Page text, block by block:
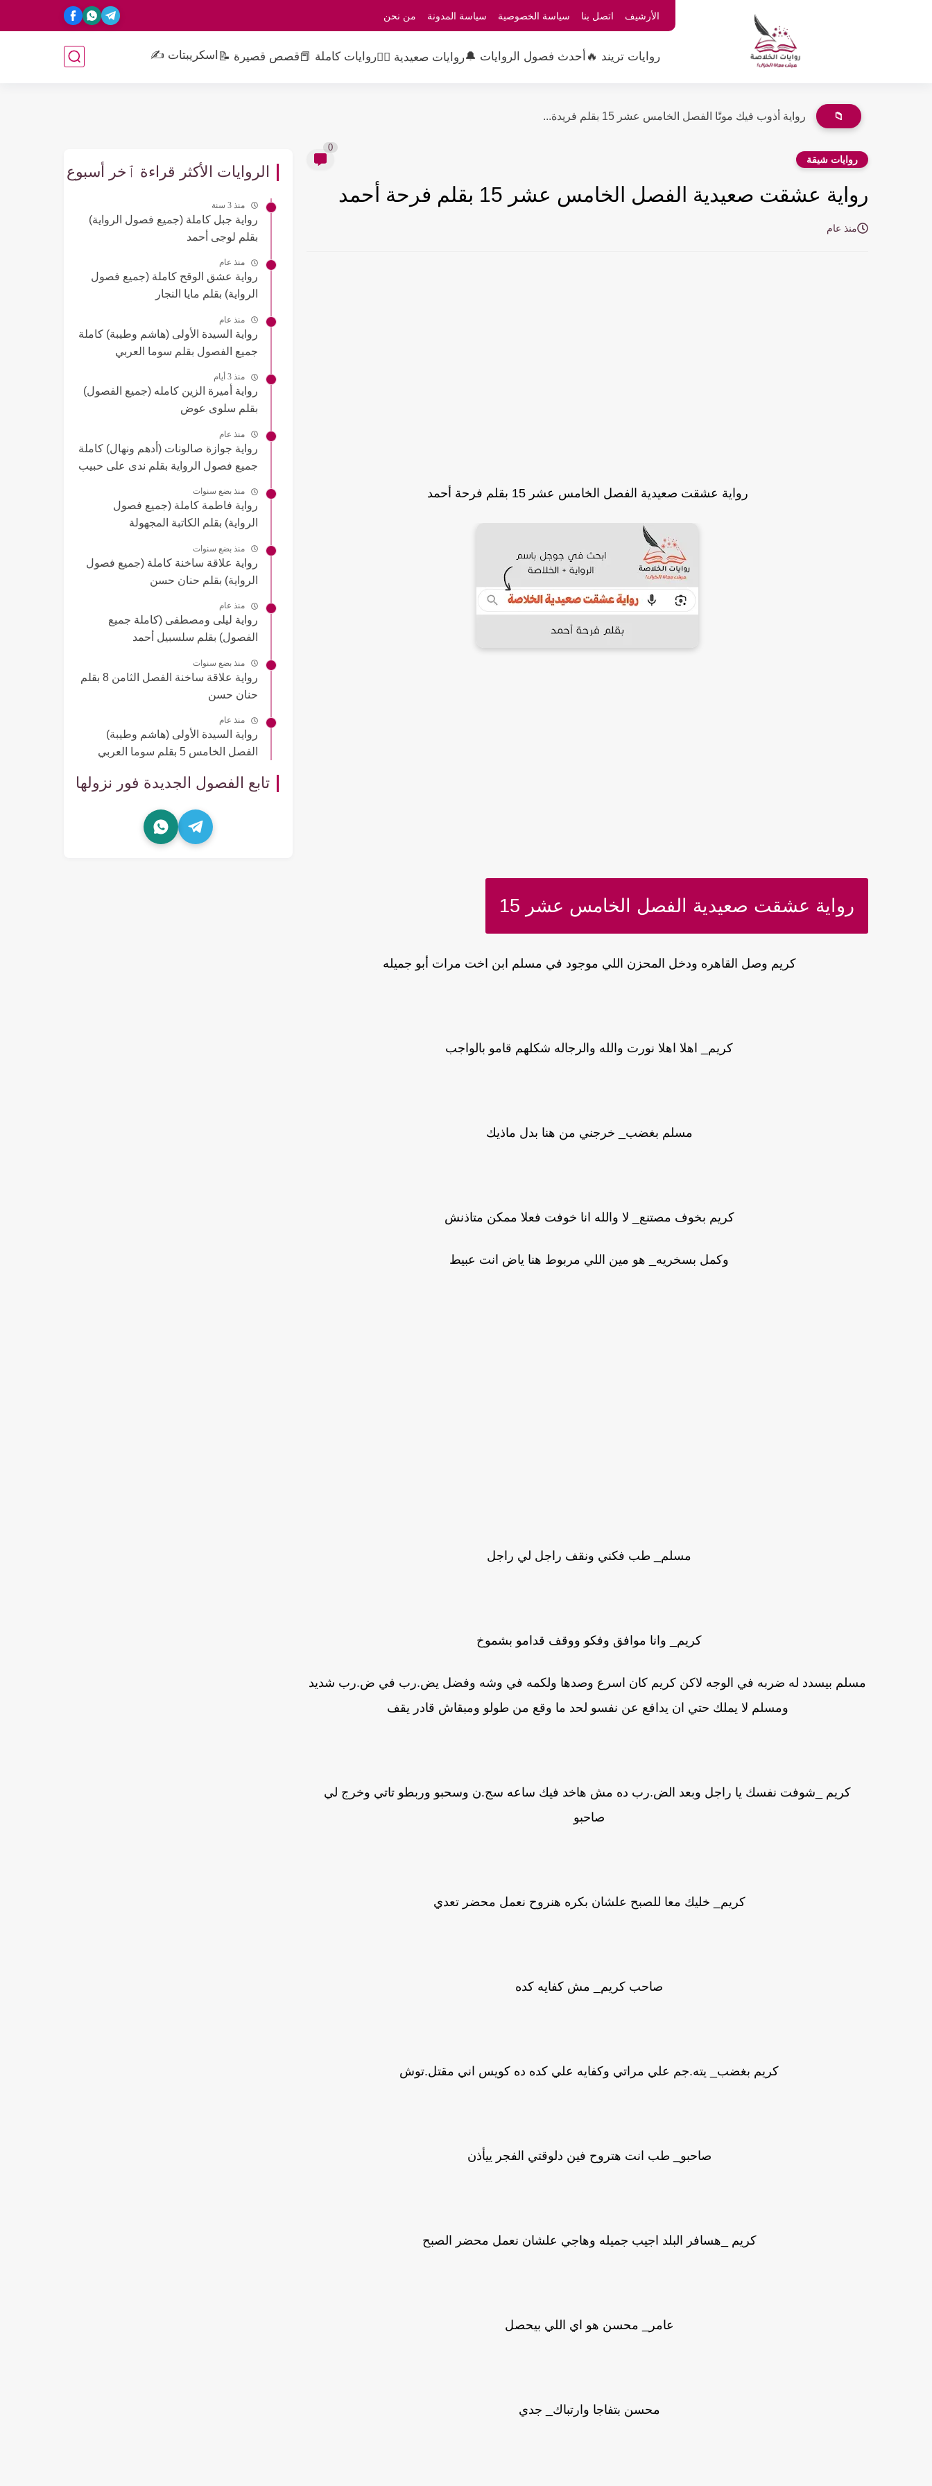
الأرشيف اتصل بنا سياسة الخصوصية سياسة المدونة من نحن
روايات تريند 🔥 أحدث فصول الروايات 🔔روايات صعيدية 👳‍♂️روايات كاملة 📕قصص قصيرة 📝 اسكريبتات ✍️
📁 رواية أذوب فيك موتًا الفصل الخامس عشر 15 بقلم فريدة...
روايات شيقة
0
رواية عشقت صعيدية الفصل الخامس عشر 15 بقلم فرحة أحمد
منذ عام
رواية عشقت صعيدية الفصل الخامس عشر 15 بقلم فرحة أحمد
رواية عشقت صعيدية الفصل الخامس عشر 15
كريم وصل القاهره ودخل المحزن اللي موجود في مسلم ابن اخت مرات أبو جميله
كريم_ اهلا اهلا نورت والله والرجاله شكلهم قامو بالواجب
مسلم بغضب_ خرجني من هنا بدل ماذيك
كريم بخوف مصتنع_ لا والله انا خوفت فعلا ممكن متاذنش
وكمل بسخريه_ هو مين اللي مربوط هنا ياض انت عبيط
مسلم_ طب فكني ونقف راجل لي راجل
كريم_ وانا موافق وفكو ووقف قدامو بشموخ
مسلم بيسدد له ضربه في الوجه لاكن كريم كان اسرع وصدها ولكمه في وشه وفضل يض.رب في ض.رب شديد
ومسلم لا يملك حتي ان يدافع عن نفسو لحد ما وقع من طولو ومبقاش قادر يقف
كريم _شوفت نفسك يا راجل وبعد الض.رب ده مش هاخد فيك ساعه سج.ن وسحبو وربطو تاتي وخرج لي
صاحبو
كريم_ خليك معا للصبح علشان بكره هنروح نعمل محضر تعدي
صاحب كريم_ مش كفايه كده
كريم بغضب_ يته.جم علي مراتي وكفايه علي كده ده كويس اني مقتل.توش
صاحبو_ طب انت هتروح فين دلوقتي الفجر ييأذن
كريم _هسافر البلد اجيب جميله وهاجي علشان نعمل محضر الصبح
عامر_ محسن هو اي اللي بيحصل
محسن بتفاجا وارتباك_ جدي
الروايات الأكثر قراءة ٱخر أسبوع
منذ 3 سنة
رواية جبل كاملة (جميع فصول الرواية)
بقلم لوجى أحمد
منذ عام
رواية عشق الوقح كاملة (جميع فصول
الرواية) بقلم مايا النجار
منذ عام
رواية السيدة الأولى (هاشم وطيبة) كاملة
جميع الفصول بقلم سوما العربي
منذ 3 أيام
رواية أميرة الزين كامله (جميع الفصول)
بقلم سلوى عوض
منذ عام
رواية جوازة صالونات (أدهم ونهال) كاملة
جميع فصول الرواية بقلم ندى على حبيب
منذ بضع سنوات
رواية فاطمة كاملة (جميع فصول
الرواية) بقلم الكاتبة المجهولة
منذ بضع سنوات
رواية علاقة ساخنة كاملة (جميع فصول
الرواية) بقلم حنان حسن
منذ عام
رواية ليلى ومصطفى (كاملة جميع
الفصول) بقلم سلسبيل أحمد
منذ بضع سنوات
رواية علاقة ساخنة الفصل الثامن 8 بقلم
حنان حسن
منذ عام
رواية السيدة الأولى (هاشم وطيبة)
الفصل الخامس 5 بقلم سوما العربي
تابع الفصول الجديدة فور نزولها